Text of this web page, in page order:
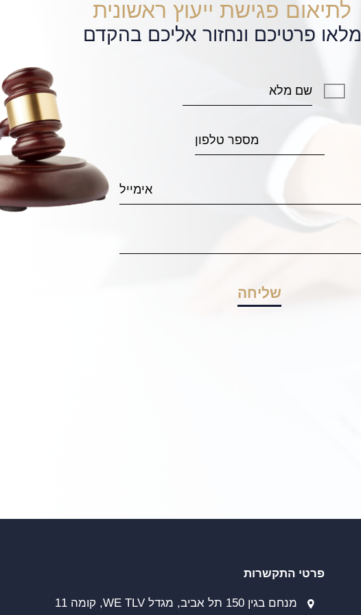
נקלענו לבעיה שלא חשבנו שנצא ממנה, בזכות אבי והמשרד יצאנו
תוך יום וחצי והגענו למצב מעולה. השירות של אבי היה צמוד מקצועי
בצורה יוצאת דופן. ללא ספק הוא עורך הדין שתרצו לצדכם בשביל
מכל סיטואציה ברוגע ובביטחון ולהגיע לתוצאות הכי טובות. תודה
יוליה ב
לתיאום פגישת ייעוץ ראשונית
מלאו פרטיכם ונחזור אליכם בהקדם
פרטי התקשרות
מנחם בגין 150 תל אביב, מגדל WE TLV, קומה 11